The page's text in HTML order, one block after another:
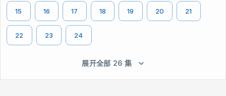
15 16 17 18 19 20 21
22 23 24
展开全部 26 集